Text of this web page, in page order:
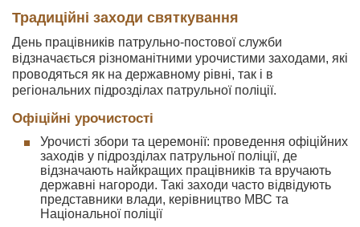
Традиційні заходи святкування
День працівників патрульно-постової служби
відзначається різноманітними урочистими заходами, які
проводяться як на державному рівні, так і в
регіональних підрозділах патрульної поліції.
Офіційні урочистості
Урочисті збори та церемонії: проведення офіційних
заходів у підрозділах патрульної поліції, де
відзначають найкращих працівників та вручають
державні нагороди. Такі заходи часто відвідують
представники влади, керівництво МВС та
Національної поліції